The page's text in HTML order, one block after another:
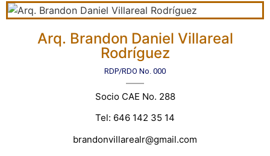
Arq. Brandon Daniel Villareal
Rodríguez
RDP/RDO No. 000
Socio CAE No. 288
Tel: 646 142 35 14
brandonvillarealr@gmail.com